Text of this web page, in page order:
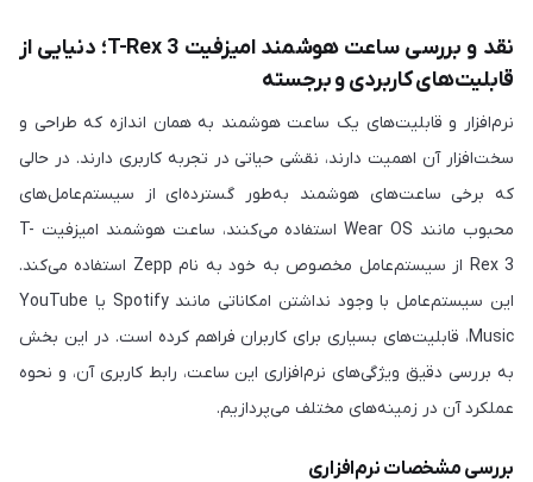
نقد و بررسی ساعت هوشمند امیزفیت T-Rex 3؛ دنیایی از
قابلیت‌های کاربردی و برجسته
نرم‌افزار و قابلیت‌های یک ساعت هوشمند به همان اندازه که طراحی و
سخت‌افزار آن اهمیت دارند، نقشی حیاتی در تجربه کاربری دارند. در حالی
که برخی ساعت‌های هوشمند به‌طور گسترده‌ای از سیستم‌عامل‌های
محبوب مانند Wear OS استفاده می‌کنند، ساعت هوشمند امیزفیت T-
Rex 3 از سیستم‌عامل مخصوص به خود به نام Zepp استفاده می‌کند.
این سیستم‌عامل با وجود نداشتن امکاناتی مانند Spotify یا YouTube
Music، قابلیت‌های بسیاری برای کاربران فراهم کرده است. در این بخش
به بررسی دقیق ویژگی‌های نرم‌افزاری این ساعت، رابط کاربری آن، و نحوه
عملکرد آن در زمینه‌های مختلف می‌پردازیم.
بررسی مشخصات نرم‌افزاری